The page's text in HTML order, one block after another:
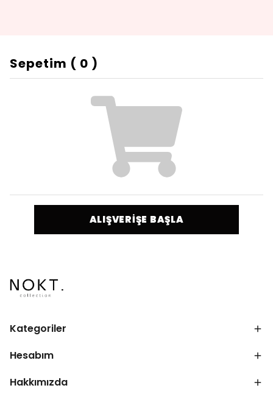
Sepetim ( 0 )
ALIŞVERİŞE BAŞLA
Kategoriler
Hesabım
Hakkımızda